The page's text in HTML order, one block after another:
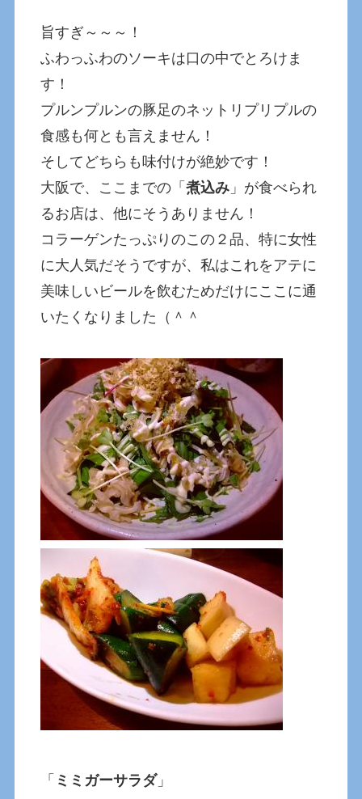
旨すぎ～～～！
ふわっふわのソーキは口の中でとろけま
す！
プルンプルンの豚足のネットリプリプルの
食感も何とも言えません！
そしてどちらも味付けが絶妙です！
大阪で、ここまでの「煮込み 」が食べられ
るお店は、他にそうありません！
コラーゲンたっぷりのこの２品、特に女性
に大人気だそうですが、私はこれをアテに
美味しいビールを飲むためだけにここに通
いたくなりました（＾＾
「 ミミガーサラダ」